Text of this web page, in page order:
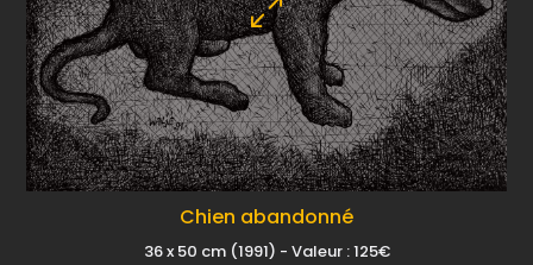
Chien abandonné
36 x 50 cm (1991) - Valeur : 125€